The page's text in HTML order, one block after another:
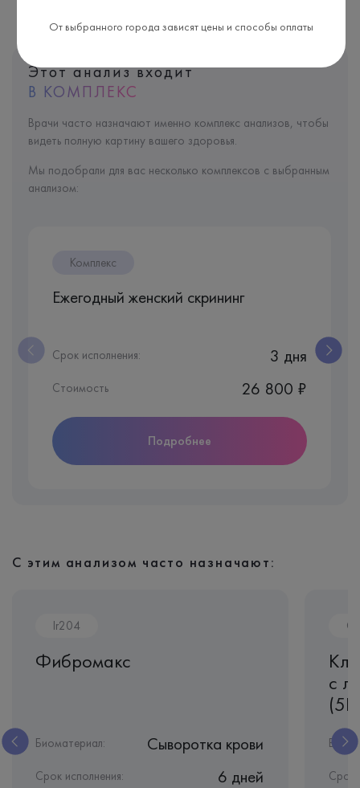
Этот анализ входит
В КОМПЛЕКС
Врачи часто назначают именно комплекс анализов, чтобы
видеть полную картину вашего здоровья.
Мы подобрали для вас несколько комплексов с выбранным
анализом:
Комплекс
Ежегодный женский скрининг
Срок исполнения: 3 дня
Стоимость 26 800 ₽
Подробнее
С этим анализом часто назначают:
Ir204
Фибромакс
Биоматериал: Сыворотка крови
Срок исполнения: 6 дней
с
Срок
От выбранного города зависят цены и способы оплаты